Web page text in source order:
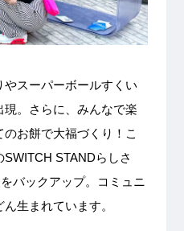
スーパーボールすくい
。さらに、みんなで楽
お餅で大福づくり！こ
STANDらしさ
バックアップ。コミュニ
生まれています。